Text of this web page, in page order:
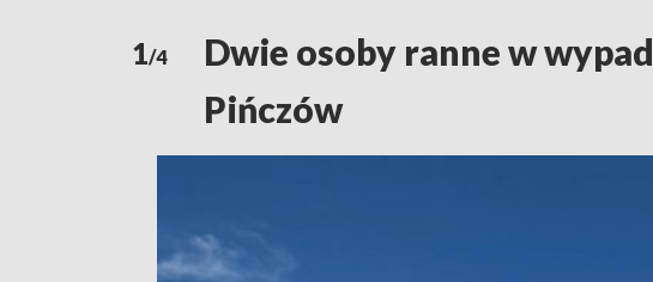
1/4
Dwie osoby ranne w
Pińczów